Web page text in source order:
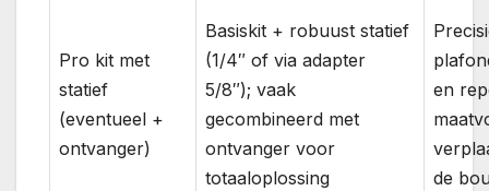
Pro kit met
statief
(eventueel +
ontvanger)
Basiskit + robuust statief
(1/4″ of via adapter
5/8″); vaak
gecombineerd met
ontvanger voor
totaaloplossing
en
de